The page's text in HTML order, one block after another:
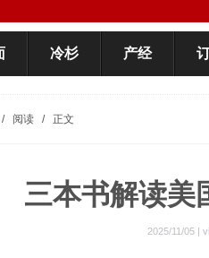
冷杉 产经
/ 阅读 / 正文
三本书解读美
2025/11/05 |